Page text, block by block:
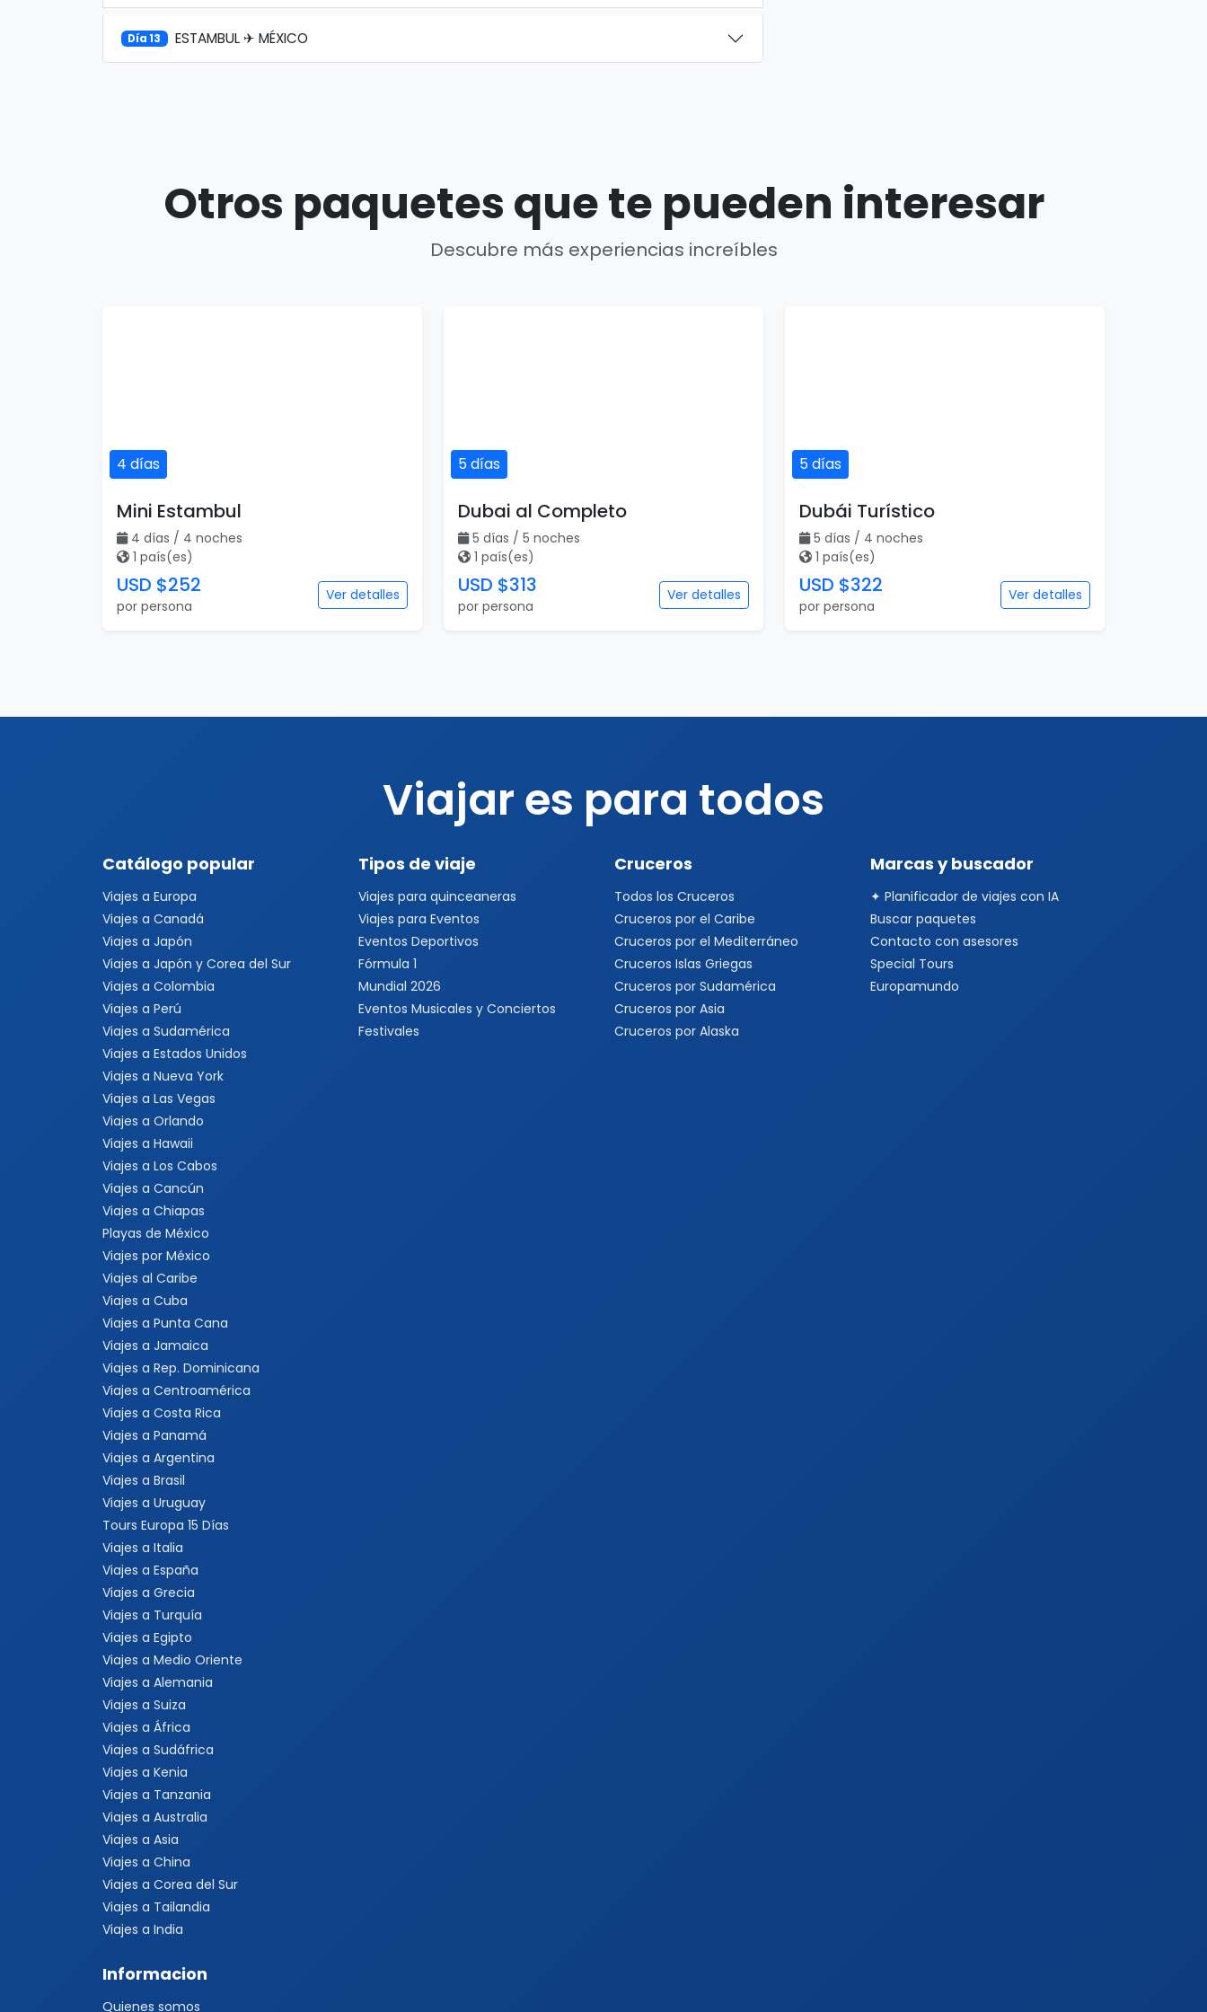
Día 13 ESTAMBUL ✈ MÉXICO
Otros paquetes que te pueden interesar
Descubre más experiencias increíbles
4 días
Mini Estambul
4 días / 4 noches
1 país(es)
USD $252
por persona
Ver detalles
5 días
Dubai al Completo
5 días / 5 noches
1 país(es)
USD $313
por persona
Ver detalles
5 días
Dubái Turístico
5 días / 4 noches
1 país(es)
USD $322
por persona
Ver detalles
Viajar es para todos
Catálogo popular
Viajes a Europa
Viajes a Canadá
Viajes a Japón
Viajes a Japón y Corea del Sur
Viajes a Colombia
Viajes a Perú
Viajes a Sudamérica
Viajes a Estados Unidos
Viajes a Nueva York
Viajes a Las Vegas
Viajes a Orlando
Viajes a Hawaii
Viajes a Los Cabos
Viajes a Cancún
Viajes a Chiapas
Playas de México
Viajes por México
Viajes al Caribe
Viajes a Cuba
Viajes a Punta Cana
Viajes a Jamaica
Viajes a Rep. Dominicana
Viajes a Centroamérica
Viajes a Costa Rica
Viajes a Panamá
Viajes a Argentina
Viajes a Brasil
Viajes a Uruguay
Tours Europa 15 Días
Viajes a Italia
Viajes a España
Viajes a Grecia
Viajes a Turquía
Viajes a Egipto
Viajes a Medio Oriente
Viajes a Alemania
Viajes a Suiza
Viajes a África
Viajes a Sudáfrica
Viajes a Kenia
Viajes a Tanzania
Viajes a Australia
Viajes a Asia
Viajes a China
Viajes a Corea del Sur
Viajes a Tailandia
Viajes a India
Tipos de viaje
Viajes para quinceaneras
Viajes para Eventos
Eventos Deportivos
Fórmula 1
Mundial 2026
Eventos Musicales y Conciertos
Festivales
Cruceros
Todos los Cruceros
Cruceros por el Caribe
Cruceros por el Mediterráneo
Cruceros Islas Griegas
Cruceros por Sudamérica
Cruceros por Asia
Cruceros por Alaska
Marcas y buscador
✦ Planificador de viajes con IA
Buscar paquetes
Contacto con asesores
Special Tours
Europamundo
Informacion
Quienes somos